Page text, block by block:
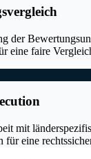
der
eine faire
mit
für eine